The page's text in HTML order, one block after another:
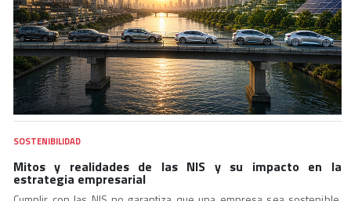
SOSTENIBILIDAD
Mitos y realidades de las NIS y su impacto en la
estrategia empresarial